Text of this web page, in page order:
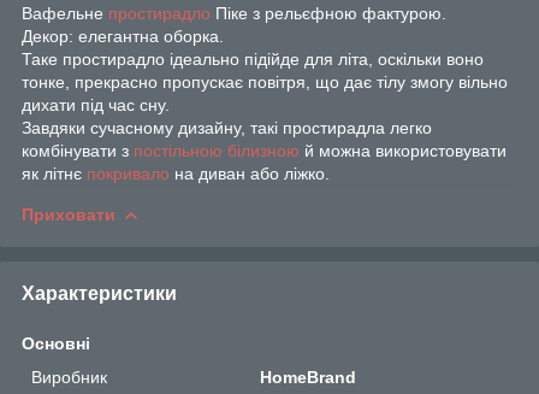
Вафельне простирадло Піке з рельєфною фактурою.
Декор: елегантна оборка.
Таке простирадло ідеально підійде для літа, оскільки воно
тонке, прекрасно пропускає повітря, що дає тілу змогу вільно
дихати під час сну.
Завдяки сучасному дизайну, такі простирадла легко
комбінувати з постільною білизною й можна використовувати
як літнє покривало на диван або ліжко.
Приховати
Характеристики
Основні
Виробник
HomeBrand